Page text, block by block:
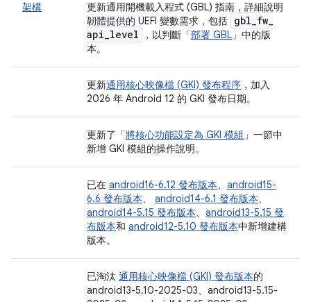
架構
更新通用開機載入程式 (GBL) 指南，詳細說明
韌體提供的 UEFI 變數需求，包括 gbl_fw_
api_level ，以判斷「部署 GBL 」中的版
本。
更新通用核心映像檔 (GKI) 發布程序 ，加入
2026 年 Android 12 的 GKI 發布日期。
更新了「將核心功能設定為 GKI 模組 」一節中
新增 GKI 模組的操作說明。
已在 android16-6.12 發布版本、 android15-
6.6 發布版本、 android14-6.1 發布版本、
android14-5.15 發布版本、 android13-5.15 發
布版本和 android12-5.10 發布版本中新增建構
版本。
已淘汰 通用核心映像檔 (GKI) 發布版本的
android13-5.10-2025-03、android13-5.15-